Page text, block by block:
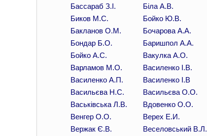
Бассараб З.І.
Біла А.В.
Биков М.С.
Бойко Ю.В.
Бакланов О.М.
Бочарова А.А.
Бондар Б.О.
Баришпол А.А.
Бойко А.С.
Вакулка А.О.
Варламов М.О.
Василенко І.В.
Василенко А.П.
Василенко І.В
Васильєва Н.С.
Васильєва О.О.
Васьківська Л.В.
Вдовенко О.О.
Венгер О.О.
Верех Е.И.
Вержак Є.В.
Веселовський В.Л.